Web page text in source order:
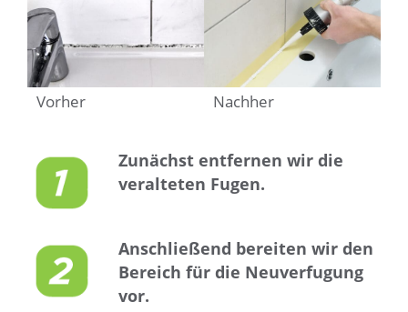
Vorher Nachher
Zunächst entfernen wir die
veralteten Fugen.
Anschließend bereiten wir den
Bereich für die Neuverfugung
vor.